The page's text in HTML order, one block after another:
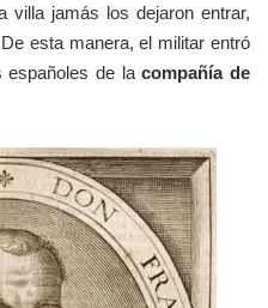
villa jamás los dejaron entrar,
esta manera, el militar entró
españoles de lacompañía de